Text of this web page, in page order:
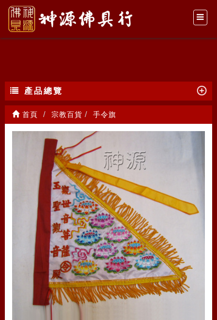
手令旗
產品總覽
首頁 宗教百貨 手令旗